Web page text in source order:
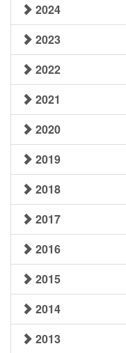
2024
2023
2022
2021
2020
2019
2018
2017
2016
2015
2014
2013